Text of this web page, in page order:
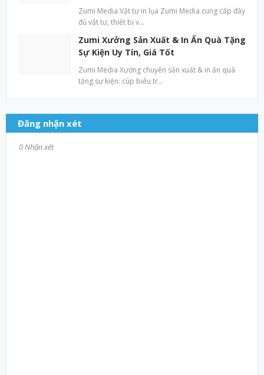
Zumi Media Vật tư in lụa Zumi Media cung cấp đầy
đủ vật tư, thiết bị v…
Zumi Xưởng Sản Xuất & In Ấn Quà Tặng
Sự Kiện Uy Tín, Giá Tốt
Zumi Media Xưởng chuyên sản xuất & in ấn quà
tặng sự kiện: cúp biểu tr…
Đăng nhận xét
0 Nhận xét